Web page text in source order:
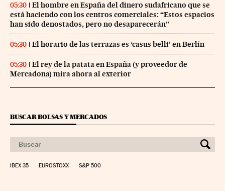
05:30
El hombre en España del dinero sudafricano que se
está haciendo con los centros comerciales: “Estos espacios
han sido denostados, pero no desaparecerán”
05:30 El horario de las terrazas es ‘casus belli’ en Berlín
05:30
El rey de la patata en España (y proveedor de
Mercadona) mira ahora al exterior
BUSCAR BOLSAS Y MERCADOS
IBEX 35 EUROSTOXX S&P 500